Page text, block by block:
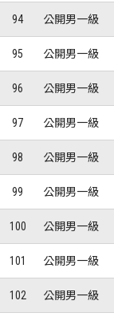
94 公開男一級
95 公開男一級
96 公開男一級
97 公開男一級
98 公開男一級
99 公開男一級
100 公開男一級
101 公開男一級
102 公開男一級